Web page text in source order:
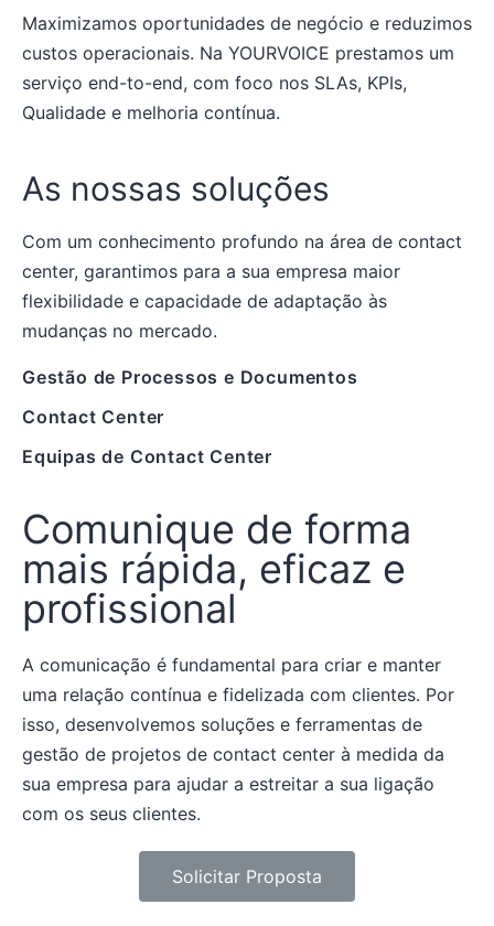
Maximizamos oportunidades de negócio e reduzimos
custos operacionais. Na YOURVOICE prestamos um
serviço end-to-end, com foco nos SLAs, KPIs,
Qualidade e melhoria contínua.
As nossas soluções
Com um conhecimento profundo na área de contact
center, garantimos para a sua empresa maior
flexibilidade e capacidade de adaptação às
mudanças no mercado.
Gestão de Processos e Documentos
Contact Center
Equipas de Contact Center
Comunique de forma
mais rápida, eficaz e
profissional
A comunicação é fundamental para criar e manter
uma relação contínua e fidelizada com clientes. Por
isso, desenvolvemos soluções e ferramentas de
gestão de projetos de contact center à medida da
sua empresa para ajudar a estreitar a sua ligação
com os seus clientes.
Solicitar Proposta